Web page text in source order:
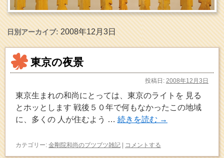
日別アーカイブ:2008年12月3日
東京の夜景
投稿日: 2008年12月3日
東京生まれの和尚にとっては、東京のライトを 見る
とホッとします 戦後５０年で何もなかったこの地域
に、多くの 人が住むよう … 続きを読む →
カテゴリー: 金剛院和尚のブツブツ雑記 | コメントする